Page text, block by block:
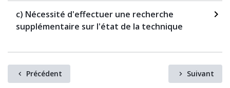
c) Nécessité d'effectuer une recherche
supplémentaire sur l'état de la technique
Précédent Suivant